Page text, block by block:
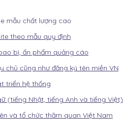
mẫu chất lượng cao
theo mẫu quy định
bì, ấn phẩm quảng cáo
chủ cũng như đăng ký tên miền VN
triển hệ thống
(tiếng Nhật, tiếng Anh và tiếng Việt)
và tổ chức thăm quan Việt Nam